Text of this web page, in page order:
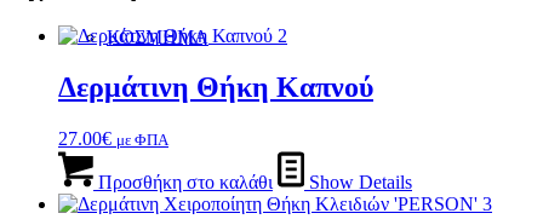
ΚΟΣΜΗΜΑ
Δερμάτινη Θήκη Καπνού
27.00€ με ΦΠΑ
Προσθήκη στο καλάθι Show Details